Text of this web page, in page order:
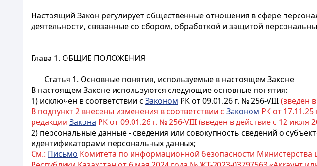
Настоящий Закон регулирует общественные отношения в сфере
деятельности, связанные со сбором, обработкой и защитой
Глава 1. ОБЩИЕ ПОЛОЖЕНИЯ
Статья 1. Основные понятия, используемые в настоящем Законе
В настоящем Законе используются следующие основные понятия:
1) исключен в соответствии с Законом РК от 09.01.26 г. № 256-VIII(введен
В подпункт 2 внесены изменения в соответствии с Законом РК от 17.11.25
редакции Закона РК от 09.01.26 г. № 256-VIII (введен в действие с 12 июля
2) персональные данные - сведения или совокупность сведений о
идентификаторами персональных данных;
См.: Письмо Комитета по информационной безопасности